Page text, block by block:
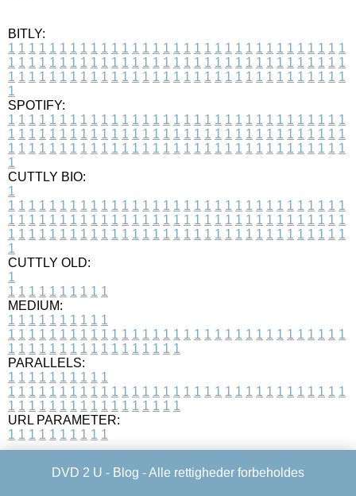
BITLY:
1 1 1 1 1 1 1 1 1 1 1 1 1 1 1 1 1 1 1 1 1 1 1 1 1 1 1 1 1 1 1 1 1
1 1 1 1 1 1 1 1 1 1 1 1 1 1 1 1 1 1 1 1 1 1 1 1 1 1 1 1 1 1 1 1 1
1 1 1 1 1 1 1 1 1 1 1 1 1 1 1 1 1 1 1 1 1 1 1 1 1 1 1 1 1 1 1 1 1
1
SPOTIFY:
1 1 1 1 1 1 1 1 1 1 1 1 1 1 1 1 1 1 1 1 1 1 1 1 1 1 1 1 1 1 1 1 1
1 1 1 1 1 1 1 1 1 1 1 1 1 1 1 1 1 1 1 1 1 1 1 1 1 1 1 1 1 1 1 1 1
1 1 1 1 1 1 1 1 1 1 1 1 1 1 1 1 1 1 1 1 1 1 1 1 1 1 1 1 1 1 1 1 1
1
CUTTLY BIO:
1
1 1 1 1 1 1 1 1 1 1 1 1 1 1 1 1 1 1 1 1 1 1 1 1 1 1 1 1 1 1 1 1 1
1 1 1 1 1 1 1 1 1 1 1 1 1 1 1 1 1 1 1 1 1 1 1 1 1 1 1 1 1 1 1 1 1
1 1 1 1 1 1 1 1 1 1 1 1 1 1 1 1 1 1 1 1 1 1 1 1 1 1 1 1 1 1 1 1 1
1
CUTTLY OLD:
1
1 1 1 1 1 1 1 1 1 1
MEDIUM:
1 1 1 1 1 1 1 1 1 1
1 1 1 1 1 1 1 1 1 1 1 1 1 1 1 1 1 1 1 1 1 1 1 1 1 1 1 1 1 1 1 1 1
1 1 1 1 1 1 1 1 1 1 1 1 1 1 1 1 1
PARALLELS:
1 1 1 1 1 1 1 1 1 1
1 1 1 1 1 1 1 1 1 1 1 1 1 1 1 1 1 1 1 1 1 1 1 1 1 1 1 1 1 1 1 1 1
1 1 1 1 1 1 1 1 1 1 1 1 1 1 1 1 1
URL PARAMETER:
1 1 1 1 1 1 1 1 1 1
DVD 2 U - Blog - Alle rettigheder forbeholdes